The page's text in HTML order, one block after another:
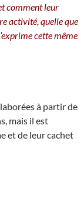
comment leur
activité, quelle que
cette même
à partir de
mais il est
et de leur cachet